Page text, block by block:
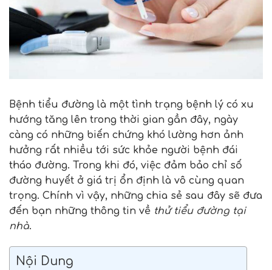
Bệnh tiểu đường là một tình trạng bệnh lý có xu
hướng tăng lên trong thời gian gần đây, ngày
càng có những biến chứng khó lường hơn ảnh
hưởng rất nhiều tới sức khỏe người bệnh đái
tháo đường. Trong khi đó, việc đảm bảo chỉ số
đường huyết ở giá trị ổn định là vô cùng quan
trọng. Chính vì vậy, những chia sẻ sau đây sẽ đưa
đến bạn những thông tin về thử tiểu đường tại
nhà.
Nội Dung